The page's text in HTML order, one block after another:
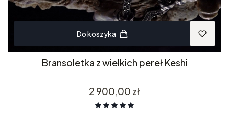
Do koszyka
Bransoletka z wielkich pereł Keshi
Cena
2 900,00 zł